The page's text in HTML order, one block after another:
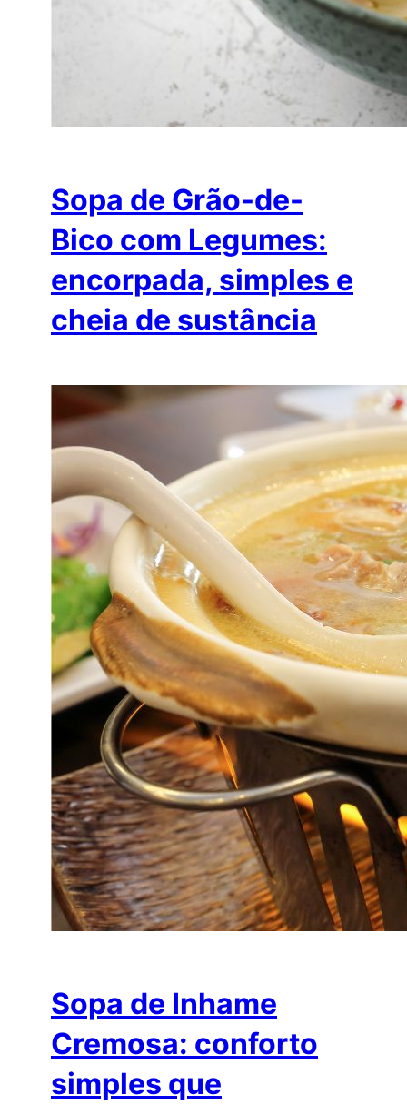
Sopa de Grão-de-
Bico com Legumes:
encorpada, simples e
cheia de sustância
Sopa de Inhame
Cremosa: conforto
simples que